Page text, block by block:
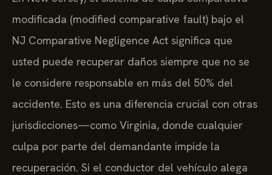
modificada (modified comparative fault) bajo el
NJ Comparative Negligence Act significa que
usted puede recuperar daños siempre que no se
le considere responsable en más del 50% del
accidente. Esto es una diferencia crucial con otras
jurisdicciones—como Virginia, donde cualquier
culpa por parte del demandante impide la
recuperación. Si el conductor del vehículo alega